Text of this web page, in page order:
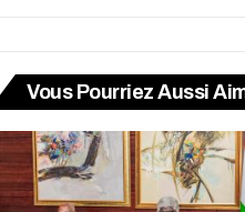
Vous Pourriez Aussi